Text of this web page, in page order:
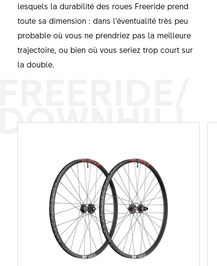
lesquels la durabilité des roues Freeride prend
toute sa dimension : dans l’éventualité très peu
probable où vous ne prendriez pas la meilleure
trajectoire, ou bien où vous seriez trop court sur
la double.